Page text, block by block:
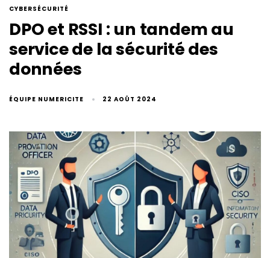
CYBERSÉCURITÉ
DPO et RSSI : un tandem au
service de la sécurité des
données
ÉQUIPE NUMERICITE 22 AOÛT 2024